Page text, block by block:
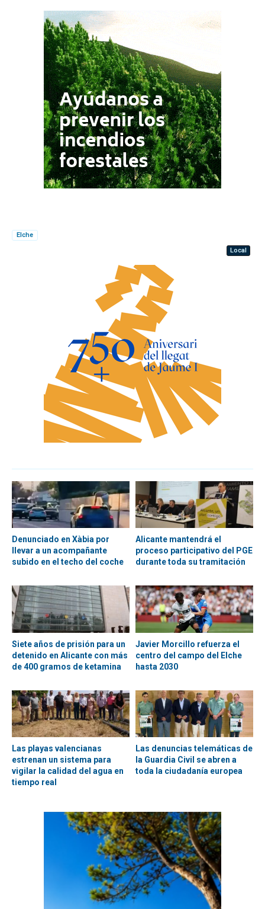
Elche
Local
Denunciado en Xàbia por
llevar a un acompañante
subido en el techo del coche
Alicante mantendrá el
proceso participativo del PGE
durante toda su tramitación
Siete años de prisión para un
detenido en Alicante con más
de 400 gramos de ketamina
Javier Morcillo refuerza el
centro del campo del Elche
hasta 2030
Las playas valencianas
estrenan un sistema para
vigilar la calidad del agua en
tiempo real
Las denuncias telemáticas de
la Guardia Civil se abren a
toda la ciudadanía europea